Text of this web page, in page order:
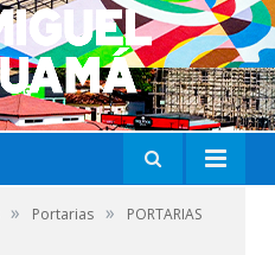
» Portarias »
PORTARIAS